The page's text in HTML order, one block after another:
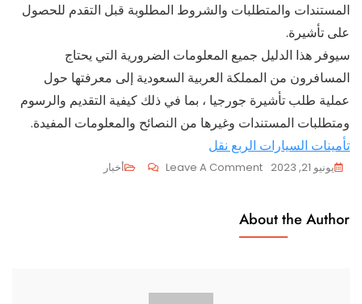
المستندات والمتطلبات والشروط المطلوبة قبل التقدم للحصول
على تأشيرة.
سيوفر هذا الدليل جميع المعلومات الضرورية التي يحتاج
المسافرون من المملكة العربية السعودية إلى معرفتها حول
عملية طلب تأشيرة جورجيا ، بما في ذلك كيفية التقديم والرسوم
ومتطلبات المستندات وغيرها من النصائح والمعلومات المفيدة.
تأمينات السيارات الربع نقل
يونيو 21, 2023 Leave A Comment
On
أخبار
About the Author